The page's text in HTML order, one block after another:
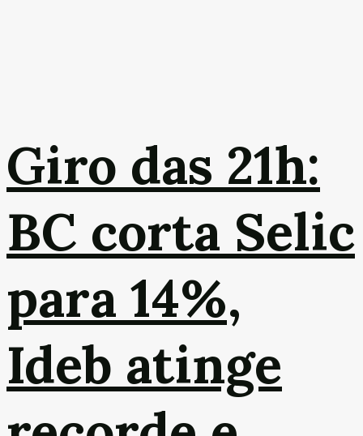
Giro das 21h:
BC corta Selic
para 14%,
Ideb atinge